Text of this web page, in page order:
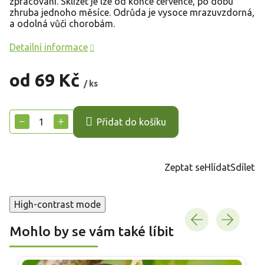
od 69 Kč / ks
cena:
+
− Přidat do košíku
zhruba jednoho měsíce. Odrůda je vysoce mrazuvzdorná,
a odolná vůči chorobám.
Detailní informace
Zeptat seHlídatSdílet
High-contrast mode
Mohlo by se vám také líbit